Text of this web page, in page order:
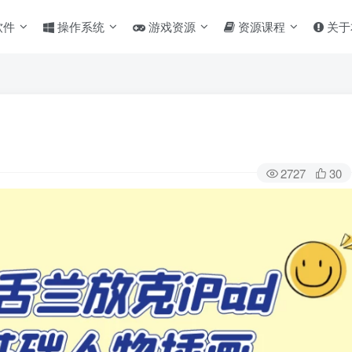
操作系统 游戏资源 资源课程 关于
2727 30